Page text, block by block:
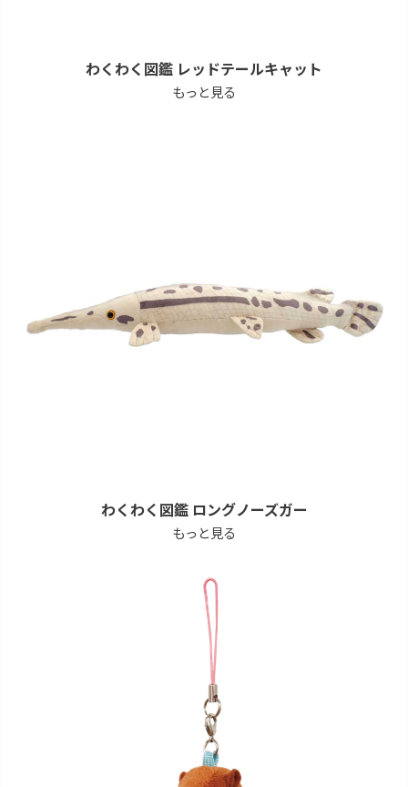
わくわく図鑑 レッドテールキャット
もっと見る
わくわく図鑑 ロングノーズガー
もっと見る